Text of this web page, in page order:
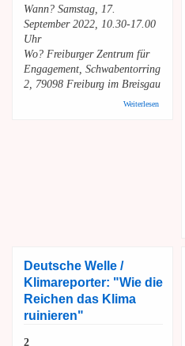
Wann? Samstag, 17.
September 2022, 10.30-17.00
Uhr
Wo? Freiburger Zentrum für
Engagement, Schwabentorring
2, 79098 Freiburg im Breisgau
Weiterlesen über
Deutsche Welle /
Klimareporter: "Wie die
Reichen das Klima
ruinieren"
2